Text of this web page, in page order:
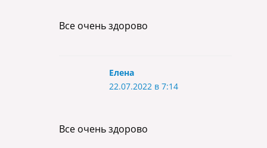
Все очень здорово
Елена
22.07.2022 в 7:14
Все очень здорово